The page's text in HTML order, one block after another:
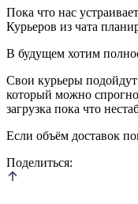
Пока что нас
Курьеров из чата
В будущем хотим
Свои курьеры подойдут
который можно
загрузка пока что
Если объём доставок
Поделиться: